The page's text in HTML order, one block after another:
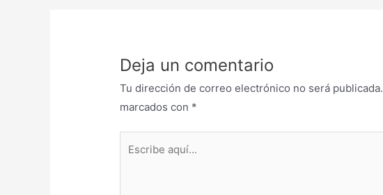
Deja un comentario
Tu dirección de correo electrónico no será publicada.
marcados con *